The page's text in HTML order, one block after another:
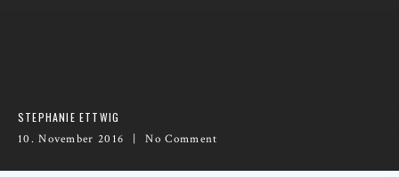
STEPHANIE ETTWIG
10. November 2016
No Comment